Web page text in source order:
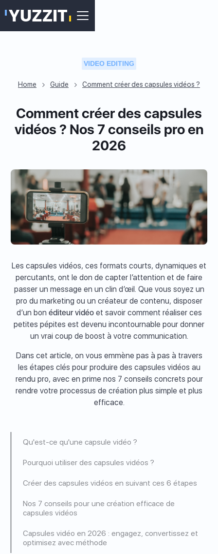
VIDEO EDITING
Home Guide Comment créer des capsules vidéos ?
Comment créer des capsules
vidéos ? Nos 7 conseils pro en
2026
Les capsules vidéos, ces formats courts, dynamiques et
percutants, ont le don de capter l’attention et de faire
passer un message en un clin d’œil. Que vous soyez un
pro du marketing ou un créateur de contenu, disposer
d’un bon éditeur vidéoet savoir comment réaliser ces
petites pépites est devenu incontournable pour donner
un vrai coup de boost à votre communication.
Dans cet article, on vous emmène pas à pas à travers
les étapes clés pour produire des capsules vidéos au
rendu pro, avec en prime nos 7 conseils concrets pour
rendre votre processus de création plus simple et plus
efficace.
Qu'est-ce qu'une capsule vidéo ?
Pourquoi utiliser des capsules vidéos ?
Créer des capsules vidéos en suivant ces 6 étapes
Nos 7 conseils pour une création efficace de
capsules vidéos
Capsules vidéo en 2026 : engagez, convertissez et
optimisez avec méthode